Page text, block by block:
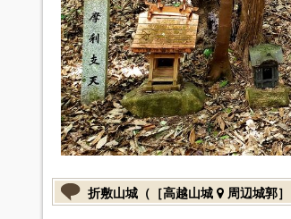
折敷山城（［高越山城 周辺城郭］